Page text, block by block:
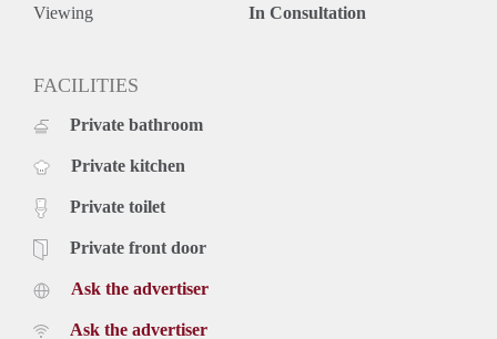
Viewing In Consultation
FACILITIES
Private bathroom
Private kitchen
Private toilet
Private front door
Ask the advertiser
Ask the advertiser